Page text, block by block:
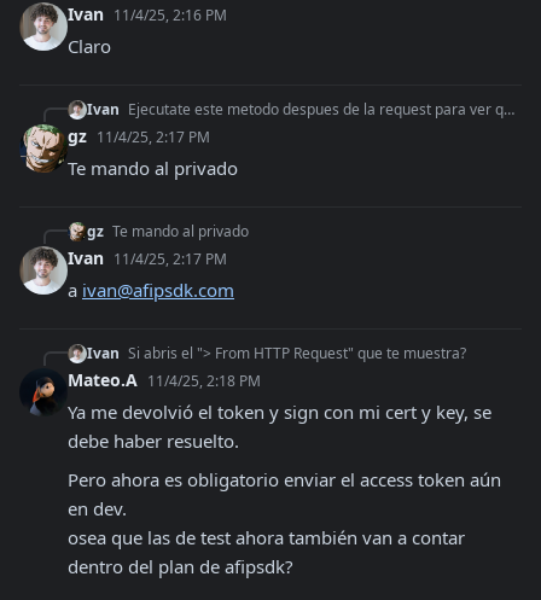
Ivan 11/4/25, 2:16 PM
Claro
Ivan Ejecutate este metodo despues de la request para ver que datos se estan enviando y recibiendo https://docs.afipsdk.com/recursos/otros-metodos-utiles#obtener-xml
gz 11/4/25, 2:17 PM
Te mando al privado
gz Te mando al privado
Ivan 11/4/25, 2:17 PM
a ivan@afipsdk.com
Ivan Si abris el "> From HTTP Request" que te muestra?
Mateo.A 11/4/25, 2:18 PM
Ya me devolvió el token y sign con mi cert y key, se
debe haber resuelto.
Pero ahora es obligatorio enviar el access token aún
en dev.
osea que las de test ahora también van a contar
dentro del plan de afipsdk?